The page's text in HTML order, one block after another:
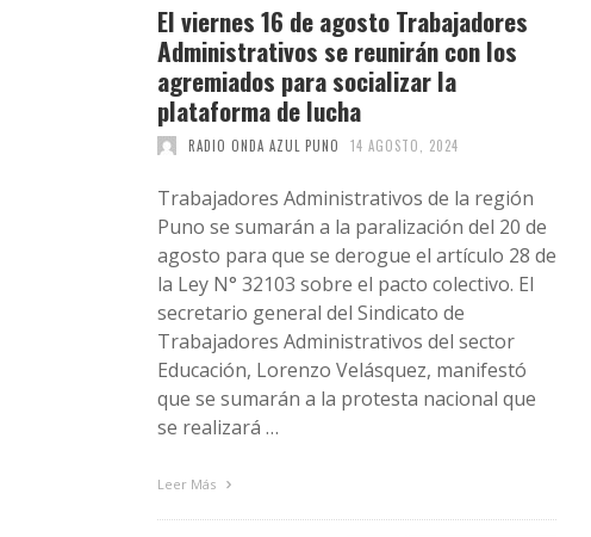
El viernes 16 de agosto Trabajadores
Administrativos se reunirán con los
agremiados para socializar la
plataforma de lucha
RADIO ONDA AZUL PUNO 14 AGOSTO, 2024
Trabajadores Administrativos de la región
Puno se sumarán a la paralización del 20 de
agosto para que se derogue el artículo 28 de
la Ley N° 32103 sobre el pacto colectivo. El
secretario general del Sindicato de
Trabajadores Administrativos del sector
Educación, Lorenzo Velásquez, manifestó
que se sumarán a la protesta nacional que
se realizará …
Leer Más